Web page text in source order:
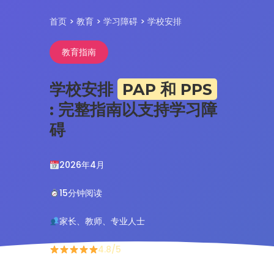
首页 > 教育 > 学习障碍 > 学校安排
教育指南
学校安排 PAP 和 PPS
: 完整指南以支持学习障
碍
2026年4月
15分钟阅读
家长、教师、专业人士
4.8/5